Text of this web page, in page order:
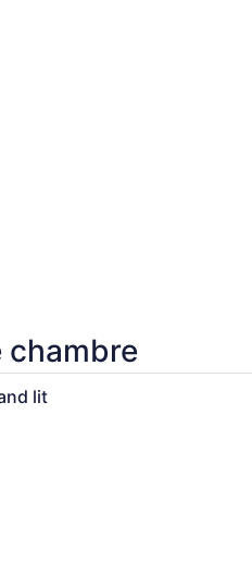
chambre
Une chambre d’hôtel
lit